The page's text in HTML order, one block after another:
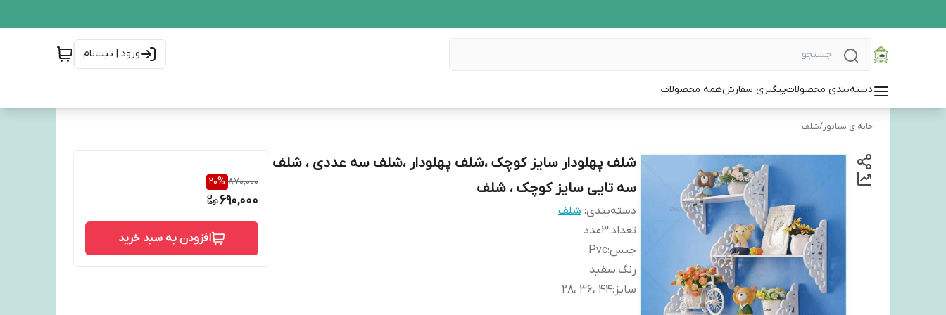
ورود | ثبت‌نام
دسته‌بندی محصولاتپیگیری سفارشهمه محصولات
خانه ی سناتور/شلف
شلف پهلودار سایز کوچک ،شلف پهلودار ،شلف سه عددی ، شلف
سه تایی سایز کوچک ، شلف
دسته‌بندی: شلف
تعداد:۳عدد
جنس:
Pvc
رنگ:سفید
سایز :۴۴ ،۳۶ ،۲۸
870,000
20%
690,000
افزودن به سبد خرید